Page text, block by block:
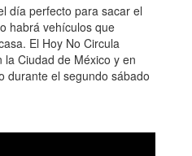
día perfecto para sacar el
habrá vehículos que
El Hoy No Circula
Ciudad de México y en
durante el segundo sábado